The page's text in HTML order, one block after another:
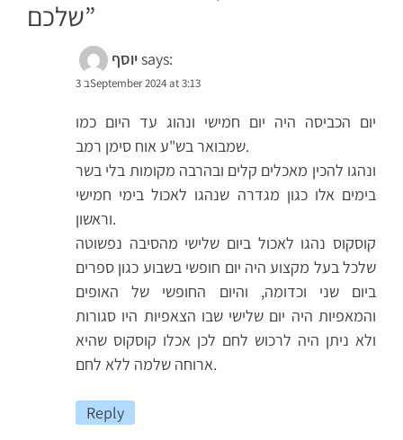
שלכם”
יוסףsays:
3 בSeptember 2024 at 3:13
יום הכביסה היה יום חמישי ונהוג עד היום כמו
שמבואר בש"ע אוח סימן רמב.
ונהגו להכין מאכלים קלים ובהרבה מקומות בלי בשר
בימים אלו כגון מגדרה שנהגו לאכול בימי חמישי
וראשון.
קוסקוס נהגו לאכול ביום שלישי מהסיבה נפשוטה
שלכל בעל מקצוע היה יום חופשי בשבוע כגון ספרים
ביום שני וכדומה, והיום החופשי של האופים
והמאפיות היה יום שלישי שבו הצאפיות היו סגורות
ולא ניתן היה לרכוש לחם לכן אכלו קוסקוס שהיא
ארוחה שלמה ללא לחם.
Reply